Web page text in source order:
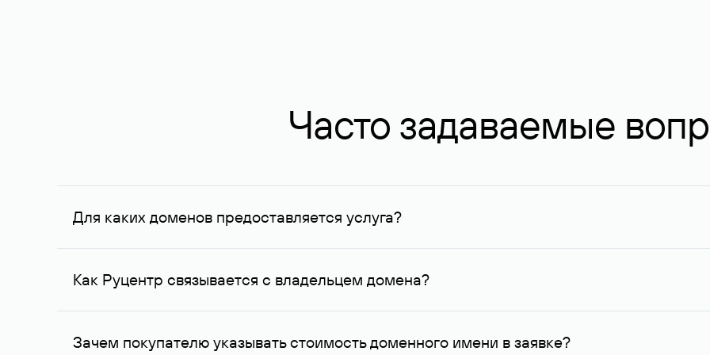
Часто задаваемые
Для каких доменов предоставляется услуга?
Услуга доступна для доменов, зарегистрированных в Руцентре и у других регистраторов. Для доменов,
Как Руцентр связывается с владельцем домена?
Для связи с владельцем домена используются его контактные данные, доступные Руцентру.
Зачем покупателю указывать стоимость доменного имени в заявке?